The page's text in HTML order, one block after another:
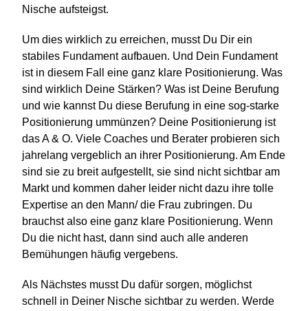
Nische aufsteigst.
Um dies wirklich zu erreichen, musst Du Dir ein
stabiles Fundament aufbauen. Und Dein Fundament
ist in diesem Fall eine ganz klare Positionierung. Was
sind wirklich Deine Stärken? Was ist Deine Berufung
und wie kannst Du diese Berufung in eine sog-starke
Positionierung ummünzen? Deine Positionierung ist
das A & O. Viele Coaches und Berater probieren sich
jahrelang vergeblich an ihrer Positionierung. Am Ende
sind sie zu breit aufgestellt, sie sind nicht sichtbar am
Markt und kommen daher leider nicht dazu ihre tolle
Expertise an den Mann/ die Frau zubringen. Du
brauchst also eine ganz klare Positionierung. Wenn
Du die nicht hast, dann sind auch alle anderen
Bemühungen häufig vergebens.
Als Nächstes musst Du dafür sorgen, möglichst
schnell in Deiner Nische sichtbar zu werden. Werde